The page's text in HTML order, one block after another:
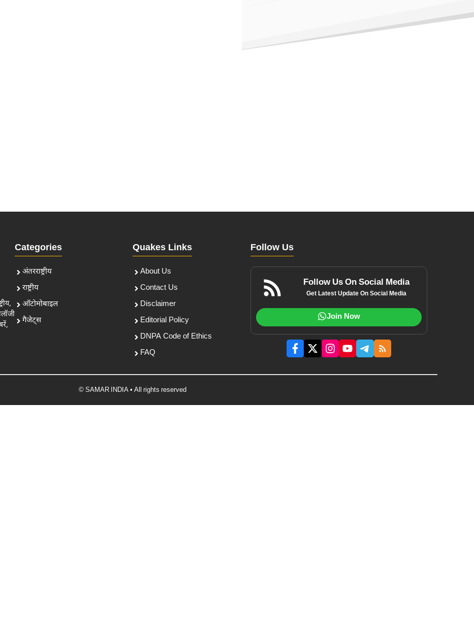
Categories
अंतरराष्ट्रीय
राष्ट्रीय
ऑटोमोबाइल
गैजेट्स
Quakes Links
About Us
Contact Us
Disclaimer
Editorial Policy
DNPA Code of Ethics
FAQ
Follow Us
Follow Us On Social Media
Get Latest Update On Social Media
Join Now
© SAMAR INDIA • All rights reserved